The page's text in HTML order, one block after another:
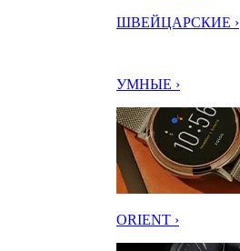
ШВЕЙЦАРСКИЕ ›
УМНЫЕ ›
ORIENT ›